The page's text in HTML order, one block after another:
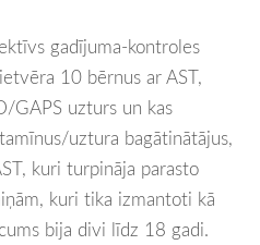
gadījuma-kontroles
10 bērnus ar AST,
GAPS uzturs un kas
uztura bagātinātājus,
kuri turpināja parasto
kuri tika izmantoti kā
bija divi līdz 18 gadi.